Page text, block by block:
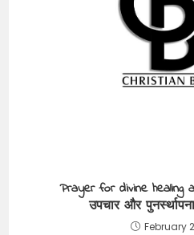
Prayer for divine healing
उपचार और
February